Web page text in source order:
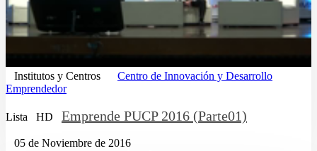
Institutos y Centros
Centro de Innovación y Desarrollo
Emprendedor
Lista HD Emprende PUCP 2016 (Parte01)
05 de Noviembre de 2016